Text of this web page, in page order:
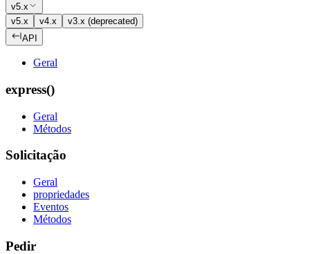
v5.x
v5.x
v4.x
v3.x (deprecated)
API
Geral
express()
Geral
Métodos
Solicitação
Geral
propriedades
Eventos
Métodos
Pedir